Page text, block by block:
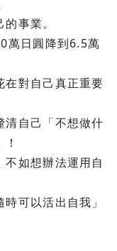
事業。
萬日圓降到6.5萬
對自己真正重要
自己「不想做什
如想辦法運用自
可以活出自我」